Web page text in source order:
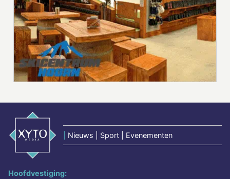
Nieuws | Sport | Evenementen
Hoofdvestiging: